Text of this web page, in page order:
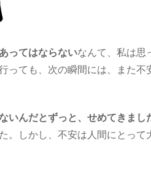
ってはならないなんて、私は思
っても、次の瞬間には、また不
いんだとずっと、せめてきまし
。しかし、不安は人間にとって